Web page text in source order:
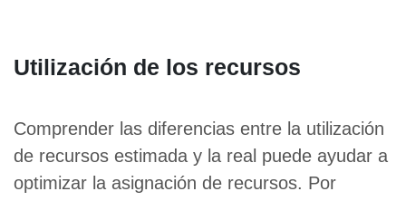
Utilización de los recursos
Comprender las diferencias entre la utilización
de recursos estimada y la real puede ayudar a
optimizar la asignación de recursos. Por